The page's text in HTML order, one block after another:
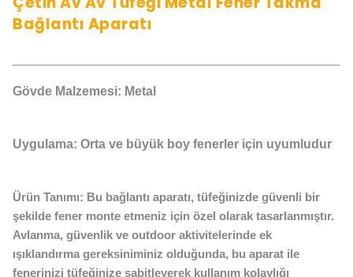
Bağlantı Aparatı
Gövde Malzemesi: Metal
Uygulama: Orta ve büyük boy fenerler için uyumludur
Ürün Tanımı: Bu bağlantı aparatı, tüfeğinizde güvenli bir
şekilde fener monte etmeniz için özel olarak tasarlanmıştır.
Avlanma, güvenlik ve outdoor aktivitelerinde ek
ışıklandırma gereksiniminiz olduğunda, bu aparat ile
fenerinizi tüfeğinize sabitleyerek kullanım kolaylığı